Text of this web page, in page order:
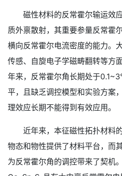
磁性材料的反常霍尔输运效
质外禀散射，其重要参量反常霍
横向反常霍尔电流密度的能力。
传感、自旋电子学磁畴翻转等方
年来，反常霍尔角长期处于
平，且缺乏调控模型和实验方案
理效应长期不能得到有效应用。
近年来，本征磁性拓扑材料
物态和物性提供了材料平台，而
为反常霍尔角的调控带来了契机